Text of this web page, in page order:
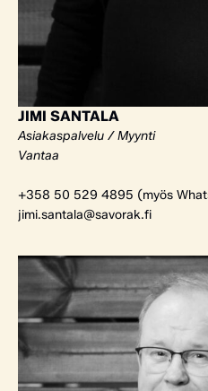
JIMI SANTALA
Asiakaspalvelu / Myynti
Vantaa
+358 50 529 4895 (myös
jimi.santala@savorak.fi